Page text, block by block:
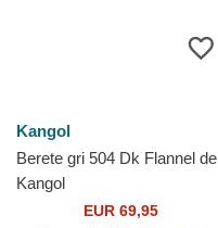
Kangol
Berete gri 504 Dk Flannel de
Kangol
EUR 69,95